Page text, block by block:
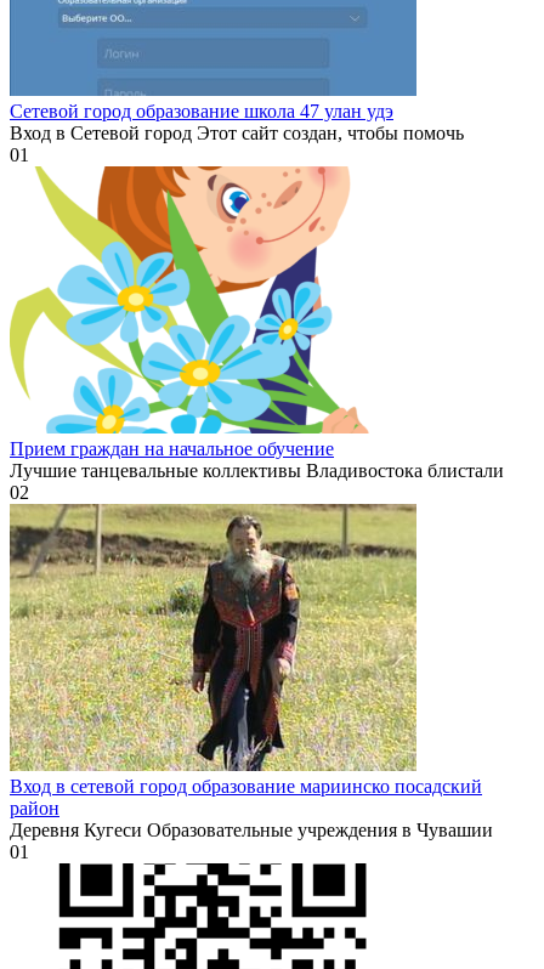
Сетевой город образование школа 47 улан удэ
Вход в Сетевой город Этот сайт создан, чтобы помочь
01
Прием граждан на начальное обучение
Лучшие танцевальные коллективы Владивостока блистали
02
Вход в сетевой город образование мариинско посадский
район
Деревня Кугеси Образовательные учреждения в Чувашии
01